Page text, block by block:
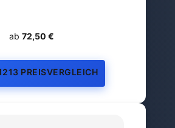
ab 72,50 €
PREISVERGLEICH